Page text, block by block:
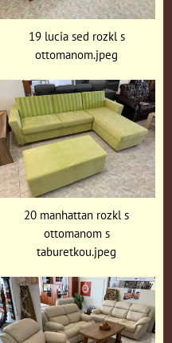
19 lucia sed rozkl s
ottomanom.jpeg
20 manhattan rozkl s
ottomanom s
taburetkou.jpeg